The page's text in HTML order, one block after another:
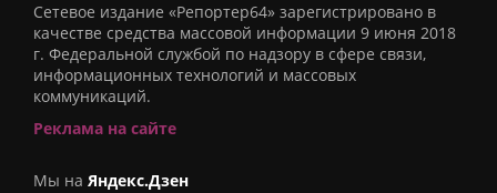
Сетевое издание «Репортер64» зарегистрировано в
качестве средства массовой информации 9 июня 2018
г. Федеральной службой по надзору в сфере связи,
информационных технологий и массовых
коммуникаций.
Реклама на сайте
Мы на Яндекс.Дзен